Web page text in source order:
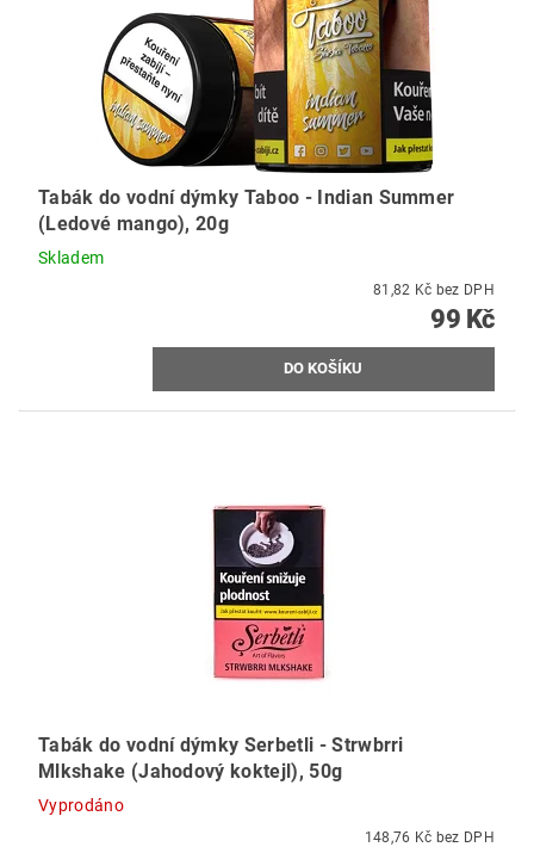
Tabák do vodní dýmky Taboo - Indian Summer
(Ledové mango), 20g
Skladem
81,82 Kč bez DPH
99 Kč
Tabák do vodní dýmky Serbetli - Strwbrri
Mlkshake (Jahodový koktejl), 50g
Vyprodáno
148,76 Kč bez DPH